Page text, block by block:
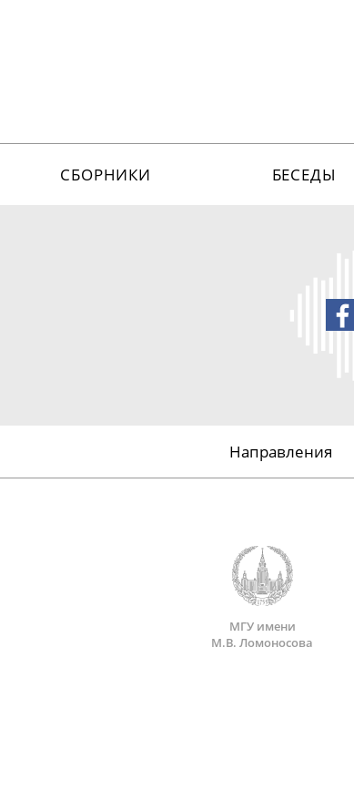
СБОРНИКИ БЕСЕДЫ
Направления
МГУ имени
М.В. Ломоносова